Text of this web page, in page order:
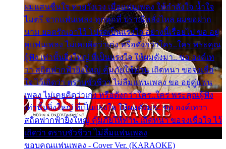
ผมแสนชื่นใจ หายวังเวง เมื่อแฟนเพลง ให้กำลังใจ น้ำใจ
ไมตรี จากแฟนเพลง ทุกทุกที่ ปราณีหลั่งไหล ผมขอฝาก
นาม ยอดรักเอาไว้ โปรดเป็นแรงใจ อย่างนี้เรื่อยไป ขอ อยู่
คู่แฟนเพลง ไม่เคยคิดว่าเก่ง หรือดังกว่าใคร..ใคร พระคุณ
ผู้ฟัง เท่านั้นยิ่งใหญ่ ที่เป็นแรงใจ ให้ผมดังมา.. ขอ องค์เท
วา สถิตฟากฟ้ายิ่งใหญ่ คุ้มภัยให้ท่าน เถิดหนา ขอจงเชื่อ
ใจ ไว้เถิดว่า ตราบชั่วชีวา ไม่ลืมแฟนเพลง ขอ อยู่คู่แฟน
เพลง ไม่เคยคิดว่าเก่ง หรือดังกว่าใคร..ใคร พระคุณผู้ฟัง
เท่านั้นยิ่งใหญ่ ที่เป็นแรงใจ ให้ผมดังมา.. ขอ องค์เทวา
สถิตฟากฟ้ายิ่งใหญ่ คุ้มภัยให้ท่าน เถิดหนา ขอจงเชื่อใจ ไว้
เถิดว่า ตราบชั่วชีวา ไม่ลืมแฟนเพลง
ขอบคุณแฟนเพลง - Cover Ver. (KARAOKE)